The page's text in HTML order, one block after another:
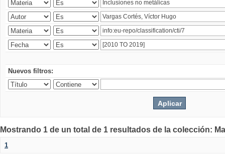
Nuevos filtros:
Mostrando 1 de un total de 1 resultados de la colección:
1